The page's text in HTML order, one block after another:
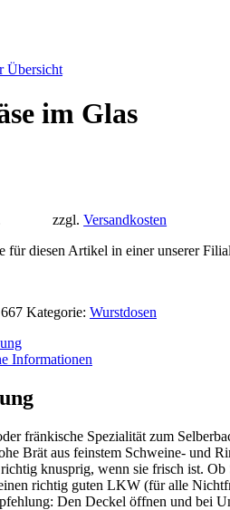
Übersicht
im Glas
zzgl.Versandkosten
für diesen Artikel in einer unserer
667 Kategorie: Wurstdosen
Informationen
fränkische Spezialität zum
Brät aus feinstem Schweine- und
knusprig, wenn sie frisch ist.
richtig guten LKW (für alle
Den Deckel öffnen und bei